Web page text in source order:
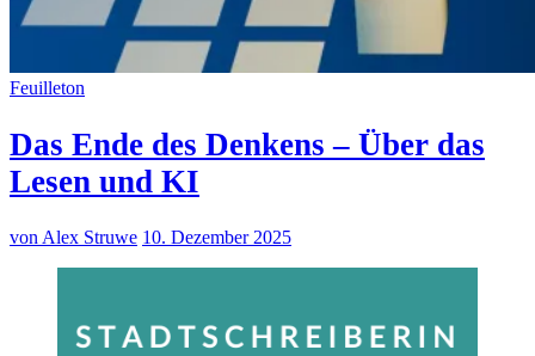
Feuilleton
Das Ende des Denkens – Über das
Lesen und KI
von Alex Struwe 10. Dezember 2025